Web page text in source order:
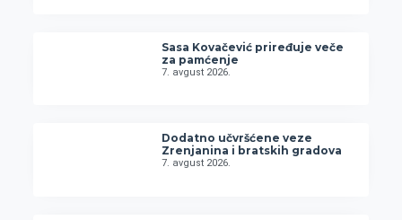
Sasa Kovačević priređuje veče
za pamćenje
7. avgust 2026.
Dodatno učvršćene veze
Zrenjanina i bratskih gradova
7. avgust 2026.